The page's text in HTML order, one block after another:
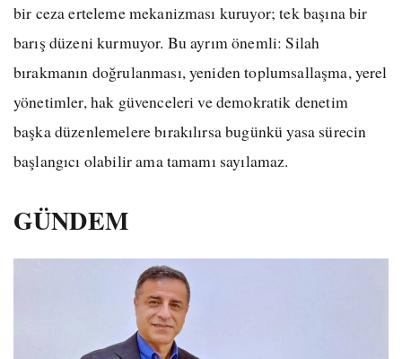
bir ceza erteleme mekanizması kuruyor; tek başına bir
barış düzeni kurmuyor. Bu ayrım önemli: Silah
bırakmanın doğrulanması, yeniden toplumsallaşma, yerel
yönetimler, hak güvenceleri ve demokratik denetim
başka düzenlemelere bırakılırsa bugünkü yasa sürecin
başlangıcı olabilir ama tamamı sayılamaz.
GÜNDEM